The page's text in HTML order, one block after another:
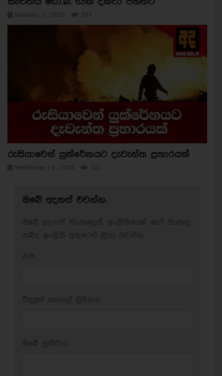
Monday / 3 / 2026 339
රුසියාවෙන් යුක්රේනයට දැවැන්ත ප්‍රහාරයක්
Wednesday / 5 / 2026 322
ඔබේ අදහස් එවන්න.